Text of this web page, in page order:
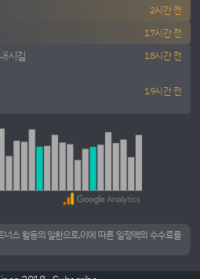
2시간 전
17시간 전
보내시길 18시간 전
19시간 전
너스 활동의 일환으로,이에 따른 일정액의 수수료를